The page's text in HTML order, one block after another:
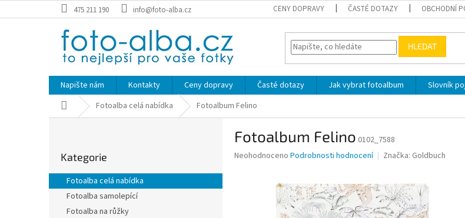
na
475 211 190 info@foto-alba.cz CENY DOPRAVY ČASTÉ DOTAZY OBCHODNÍ
HLEDAT
Napište nám Kontakty Ceny dopravy Časté dotazy Jak vybrat fotoalbum
Slovník
Domů Fotoalba celá nabídka Fotoalbum Felino
r
a
kategorie
Kategorie
Fotoalba celá nabídka
Fotoalba samolepící
Fotoalba na růžky
Fotoalbum Felino 0102_7588
Průměrné
Neohodnoceno Podrobnosti hodnocení Značka: Goldbuch